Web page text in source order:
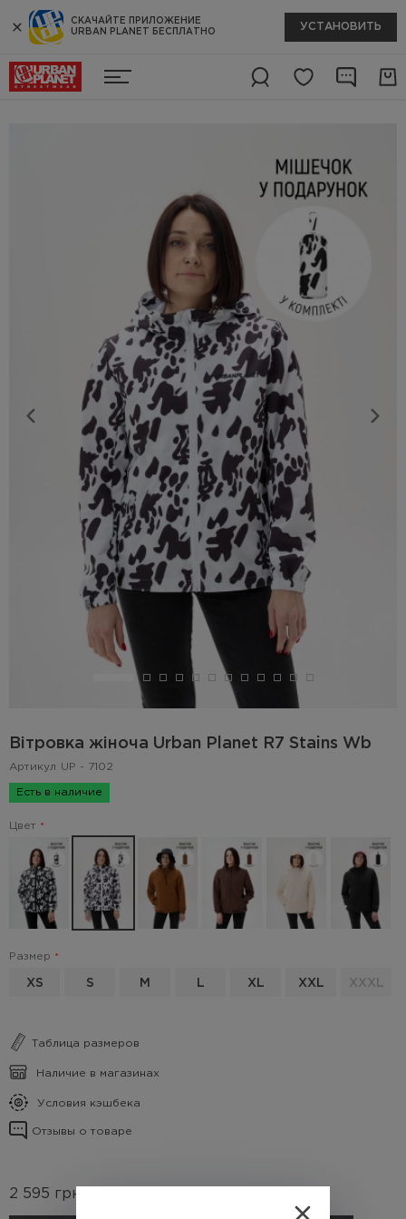
СКАЧАЙТЕ ПРИЛОЖЕНИЕ
URBAN PLANET БЕСПЛАТНО
УСТАНОВИТЬ
Вітровка жіноча Urban Planet R7 Stains Wb
Артикул UP - 7102
Есть в наличие
Цвет
Размер
XS S M L XL XXL XXXL
Таблица размеров
Наличие в магазинах
Условия кэшбека
Отзывы о товаре
2 595 грн.